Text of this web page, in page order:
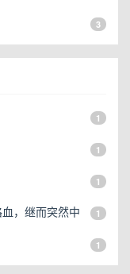
3
1
1
1
，继而突然中
1
1